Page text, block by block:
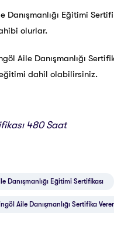
Danışmanlığı Eğitimi
olurlar.
Aile Danışmanlığı
dahil olabilirsiniz.
480 Saat
Danışmanlığı Eğitimi Sertifikası
Aile Danışmanlığı Sertifika